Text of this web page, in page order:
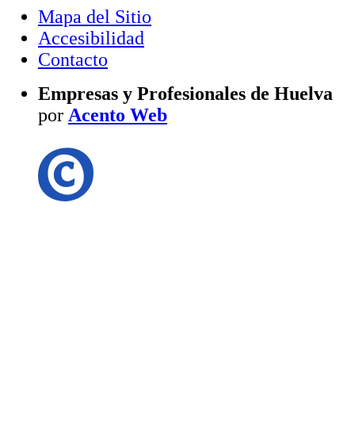
Mapa del Sitio
Accesibilidad
Contacto
Empresas y Profesionales de Huelva
por Acento Web